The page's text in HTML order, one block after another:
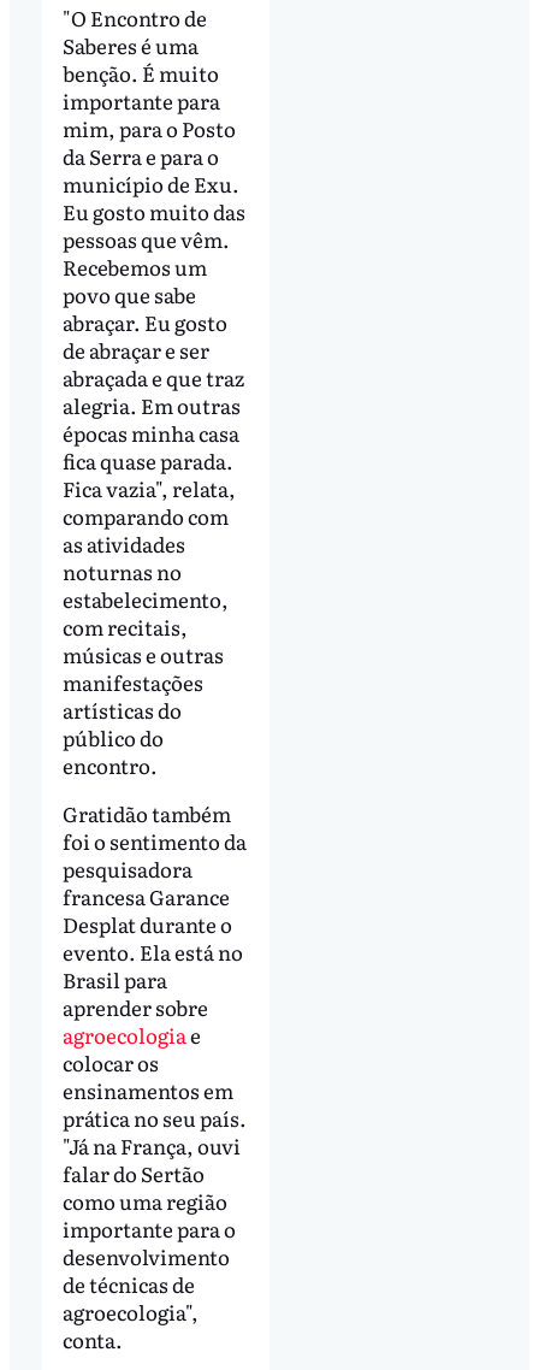
"O Encontro de
Saberes é uma
benção. É muito
importante para
mim, para o Posto
da Serra e para o
município de Exu.
Eu gosto muito das
pessoas que vêm.
Recebemos um
povo que sabe
abraçar. Eu gosto
de abraçar e ser
abraçada e que traz
alegria. Em outras
épocas minha casa
fica quase parada.
Fica vazia", relata,
comparando com
as atividades
noturnas no
estabelecimento,
com recitais,
músicas e outras
manifestações
artísticas do
público do
encontro.
Gratidão também
foi o sentimento da
pesquisadora
francesa Garance
Desplat durante o
evento. Ela está no
Brasil para
aprender sobre
agroecologiae
colocar os
ensinamentos em
prática no seu país.
"Já na França, ouvi
falar do Sertão
como uma região
importante para o
desenvolvimento
de técnicas de
agroecologia",
conta.